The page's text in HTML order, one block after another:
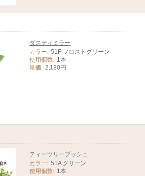
ダスティミラー
カラー: 51F フロストグリーン
使用個数: 1本
単価: 2,180円
ティーツリーブッシュ
カラー: 51A グリーン
使用個数: 1本